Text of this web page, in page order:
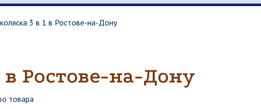
3 в 1 в Ростове-на-Дону
в Ростове-на-Дону
товара